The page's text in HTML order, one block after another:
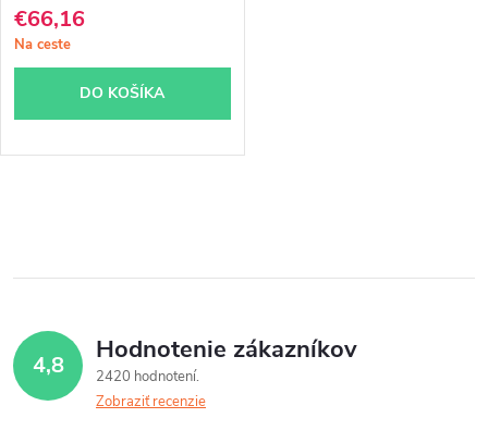
u
t
u
t
o
€66,16
Na ceste
DO KOŠÍKA
á
d 4,8 Hodnotenie zákazníkov
2420 hodnotení
Zobraziť recenzie